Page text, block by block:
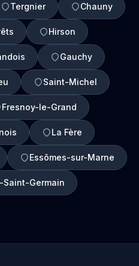
Tergnier Chauny
Hirson
Gauchy
Saint-Michel
Fresnoy-le-Grand
La Fère
Essômes-sur-Marne
Germain